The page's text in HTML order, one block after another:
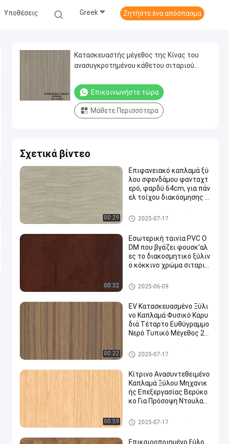
Υποθέσεις Greek Ζητήστε ένα απόσπασμα
Κατασκευαστής μέγεθος της Κίνας του
ανασυγκροτημένου κάθετου σιταριού
έπιπλα της καλής τιμής
Επικοινωνήστε τώρα
Μάθετε Περισσότερα
Σχετικά βίντεο
00:29
Επιφανειακό καπλαμά ξύ
λου σφενδάμου φανταχτ
ερό, φαρδύ 64cm, για πάν
ελ τοίχου διακόσμησης ξ
υσικού σφενδάμου υψηλή
ς ποιότητας X6233(4)/X6
033(4)
Κατασκευασμένος ξύλινος κ
απλαμάς
2025-07-17
00:32
Εσωτερική ταινία PVC O
DM που βγάζει φουσκ'αλ
ες το διακοσμητικό ξύλιν
ο κόκκινο χρώμα σιταριο
Διακοσμητική ταινία PVC
2025-06-09
00:22
EV Κατασκευασμένο Ξύλι
νο Καπλαμά Φυσικό Καρυ
διά Τέταρτο Ευθύγραμμο
Νερό Τυπικό Μέγεθος 25
Κατασκευασμένος ξύλινος κ
απλαμάς
2025-07-17
00:59
Κίτρινο Ανασυντεθειμένο
Καπλαμά Ξύλου Μηχανικ
ής Επεξεργασίας Βερύκο
κο Για Πρόσοψη Ντουλαπι
13
Κατασκευασμένος ξύλινος κ
απλαμάς
2025-07-17
Επικαιροποιημένο ξύλο